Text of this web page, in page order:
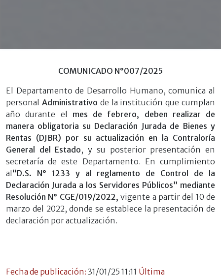
COMUNICADO N°007/2025
El Departamento de Desarrollo Humano, comunica al
personal Administrativo de la institución que cumplan
año durante el mes de febrero, deben realizar de
manera obligatoria su Declaración Jurada de Bienes y
Rentas (DJBR) por su actualización en la Contraloría
General del Estado, y su posterior presentación en
secretaría de este Departamento. En cumplimiento
al“D.S. N° 1233 y al reglamento de Control de la
Declaración Jurada a los Servidores Públicos” mediante
Resolución N° CGE/019/2022, vigente a partir del 10 de
marzo del 2022, donde se establece la presentación de
declaración por actualización.
Fecha de publicación: 31/01/25 11:11 Última